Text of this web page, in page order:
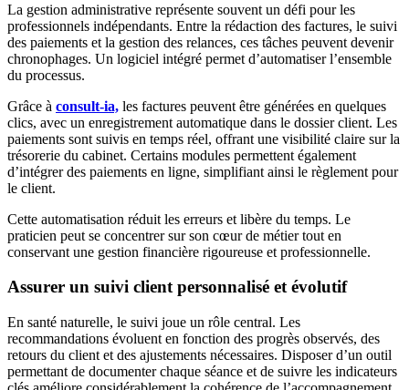
La gestion administrative représente souvent un défi pour les
professionnels indépendants. Entre la rédaction des factures, le suivi
des paiements et la gestion des relances, ces tâches peuvent devenir
chronophages. Un logiciel intégré permet d’automatiser l’ensemble
du processus.
Grâce à consult-ia, les factures peuvent être générées en quelques
clics, avec un enregistrement automatique dans le dossier client. Les
paiements sont suivis en temps réel, offrant une visibilité claire sur la
trésorerie du cabinet. Certains modules permettent également
d’intégrer des paiements en ligne, simplifiant ainsi le règlement pour
le client.
Cette automatisation réduit les erreurs et libère du temps. Le
praticien peut se concentrer sur son cœur de métier tout en
conservant une gestion financière rigoureuse et professionnelle.
Assurer un suivi client personnalisé et évolutif
En santé naturelle, le suivi joue un rôle central. Les
recommandations évoluent en fonction des progrès observés, des
retours du client et des ajustements nécessaires. Disposer d’un outil
permettant de documenter chaque séance et de suivre les indicateurs